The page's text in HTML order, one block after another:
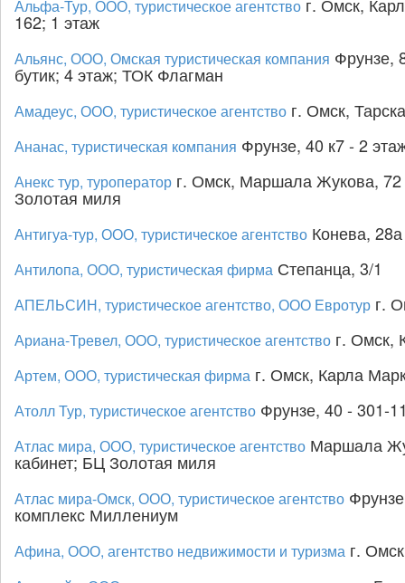
Альфа-Тур, ООО, туристическое агентство
162; 1 этаж
Альянс, ООО, Омская туристическая компания Фрунзе,
бутик; 4 этаж; ТОК Флагман
Амадеус, ООО, туристическое агентство г. Омск,
Ананас, туристическая компания Фрунзе, 40 к7 - 2
Анекс тур, туроператор г. Омск, Маршала Жукова,
Золотая миля
Антигуа-тур, ООО, туристическое агентство Конева,
Антилопа, ООО, туристическая фирма Степанца, 3/1
АПЕЛЬСИН, туристическое агентство, ООО Евротур г.
Ариана-Тревел, ООО, туристическое агентство г. Омск,
Артем, ООО, туристическая фирма г. Омск, Карла
Атолл Тур, туристическое агентство Фрунзе, 40 - 301-
Атлас мира, ООО, туристическое агентство Маршала
кабинет; БЦ Золотая миля
Атлас мира-Омск, ООО, туристическое агентство
комплекс Миллениум
Афина, ООО, агентство недвижимости и туризма г.